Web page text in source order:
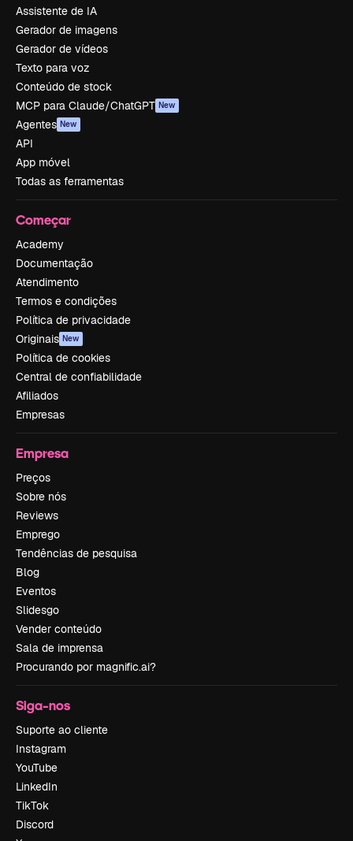
Assistente de IA
Gerador de imagens
Gerador de vídeos
Texto para voz
Conteúdo de stock
MCP para Claude/ChatGPT New
Agentes New
API
App móvel
Todas as ferramentas
Começar
Academy
Documentação
Atendimento
Termos e condições
Política de privacidade
Originais New
Política de cookies
Central de confiabilidade
Afiliados
Empresas
Empresa
Preços
Sobre nós
Reviews
Emprego
Tendências de pesquisa
Blog
Eventos
Slidesgo
Vender conteúdo
Sala de imprensa
Procurando por magnific.ai?
Siga-nos
Suporte ao cliente
Instagram
YouTube
LinkedIn
TikTok
Discord